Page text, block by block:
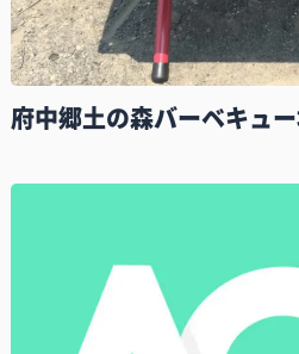
府中郷土の森バーベキュ